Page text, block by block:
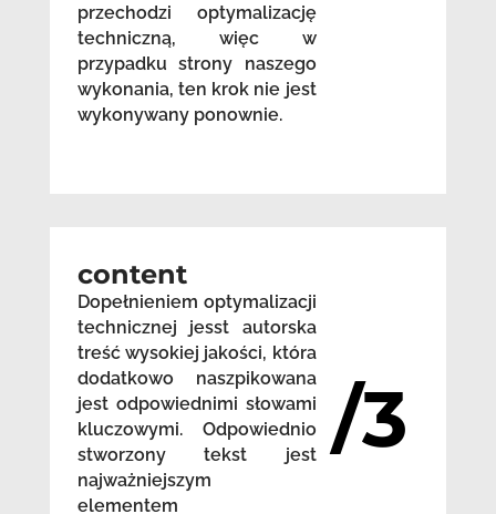
przechodzi optymalizację
techniczną, więc w
przypadku strony naszego
wykonania, ten krok nie jest
wykonywany ponownie.
content
Dopełnieniem optymalizacji
technicznej jesst autorska
treść wysokiej jakości, która
dodatkowo naszpikowana
jest odpowiednimi słowami
kluczowymi. Odpowiednio
stworzony tekst jest
najważniejszym
elementem
/3